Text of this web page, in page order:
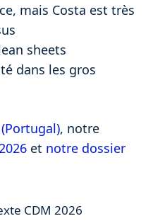
mais Costa est très
sheets
dans les gros
, notre
et notre dossier
CDM 2026